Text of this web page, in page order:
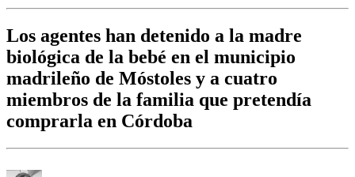
Los agentes han detenido a la madre
biológica de la bebé en el municipio
madrileño de Móstoles y a cuatro
miembros de la familia que pretendía
comprarla en Córdoba